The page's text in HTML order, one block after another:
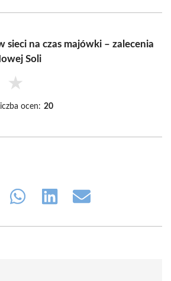
sieci na czas majówki – zalecenia
Soli
★
ocen: 20
Share
Share
Share